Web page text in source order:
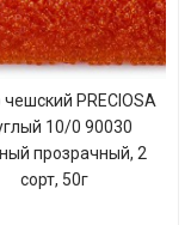
чешский PRECIOSA
10/0 90030
прозрачный, 2
сорт, 50г